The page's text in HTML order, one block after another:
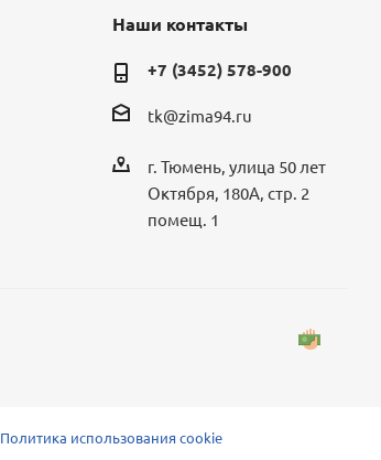
Наши контакты
+7 (3452) 578-900
tk@zima94.ru
г. Тюмень, улица 50 лет
Октября, 180А, стр. 2
помещ. 1
Политика использования cookie